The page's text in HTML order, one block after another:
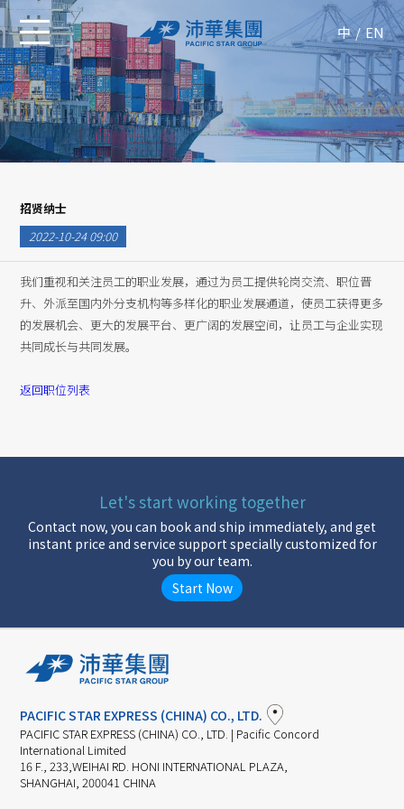
中 EN
招贤纳士
2022-10-24 09:00
我们重视和关注员工的职业发展，通过为员工提供轮岗交流、职位晋
升、外派至国内外分支机构等多样化的职业发展通道，使员工获得更多
的发展机会、更大的发展平台、更广阔的发展空间，让员工与企业实现
共同成长与共同发展。
返回职位列表
Let's start working together
Contact now, you can book and ship immediately, and get
instant price and service support specially customized for
you by our team.
Start Now
PACIFIC STAR EXPRESS (CHINA) CO., LTD.
PACIFIC STAR EXPRESS (CHINA) CO., LTD. | Pacific Concord
International Limited
16 F., 233,WEIHAI RD. HONI INTERNATIONAL PLAZA,
SHANGHAI, 200041 CHINA